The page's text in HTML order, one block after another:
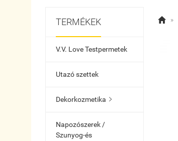
TERMÉKEK
V.V. Love Testpermetek
Utazó szettek
Dekorkozmetika 
Napozószerek /
Szunyog-és
 »